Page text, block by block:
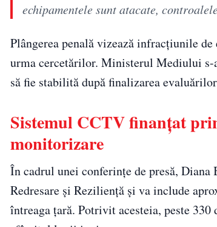
echipamentele sunt atacate,
Plângerea penală vizează infracțiunile
urma cercetărilor. Ministerul Mediului
să fie stabilită după finalizarea
Sistemul CCTV finanțat
monitorizare
În cadrul unei conferințe de presă,
Redresare și Reziliență și va include
întreaga țară. Potrivit acesteia, peste